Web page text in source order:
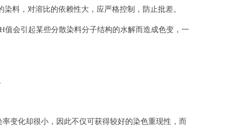
料，对溶比的依赖性大，应严格控制，防止批差。
会引起某些分散染料分子结构的水解而造成色变，一
变化却很小，因此不仅可获得较好的染色重现性，而